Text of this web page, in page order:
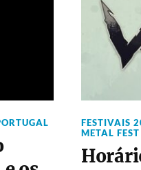
FESTIVAIS
METAL FEST